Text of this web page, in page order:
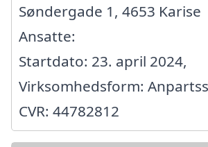
Søndergade 1, 4653 Karise
Ansatte:
Startdato: 23. april 2024,
Virksomhedsform:
CVR: 44782812